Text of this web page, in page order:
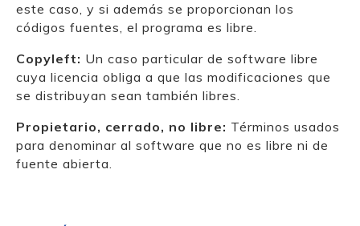
este caso, y si además se proporcionan los
códigos fuentes, el programa es libre.
Copyleft: Un caso particular de software libre
cuya licencia obliga a que las modificaciones que
se distribuyan sean también libres.
Propietario, cerrado, no libre: Términos usados
para denominar al software que no es libre ni de
fuente abierta.